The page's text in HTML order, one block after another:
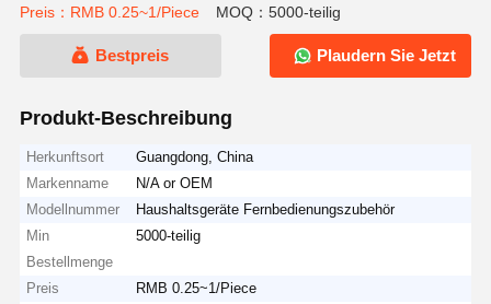
Preis：RMB 0.25~1/Piece MOQ：5000-teilig
Bestpreis Plaudern Sie Jetzt
Produkt-Beschreibung
Herkunftsort
Guangdong, China
Markenname
N/A or OEM
Modellnummer
Haushaltsgeräte Fernbedienungszubehör
Min
Bestellmenge
5000-teilig
Preis
RMB 0.25~1/Piece